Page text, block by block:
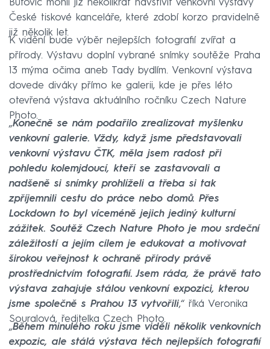
Butovic mohli již několikrát navštívit venkovní výstavy
České tiskové kanceláře, které zdobí korzo pravidelně
již několik let.
K vidění bude výběr nejlepších fotografií zvířat a
přírody. Výstavu doplní vybrané snímky soutěže Praha
13 mýma očima aneb Tady bydlím. Venkovní výstava
dovede diváky přímo ke galerii, kde je přes léto
otevřená výstava aktuálního ročníku Czech Nature
Photo.
„Konečně se nám podařilo zrealizovat myšlenku
venkovní galerie. Vždy, když jsme představovali
venkovní výstavu ČTK, měla jsem radost při
pohledu kolemjdoucí, kteří se zastavovali a
nadšeně si snímky prohlíželi a třeba si tak
zpříjemnili cestu do práce nebo domů. Přes
Lockdown to byl víceméně jejich jediný kulturní
zážitek. Soutěž Czech Nature Photo je mou srdeční
záležitostí a jejím cílem je edukovat a motivovat
širokou veřejnost k ochraně přírody právě
prostřednictvím fotografií. Jsem ráda, že právě tato
výstava zahajuje stálou venkovní expozici, kterou
jsme společně s Prahou 13 vytvořili,“ říká Veronika
Souralová, ředitelka Czech Photo.
„Během minulého roku jsme viděli několik venkovních
expozic, ale stálá výstava těch nejlepších fotografií